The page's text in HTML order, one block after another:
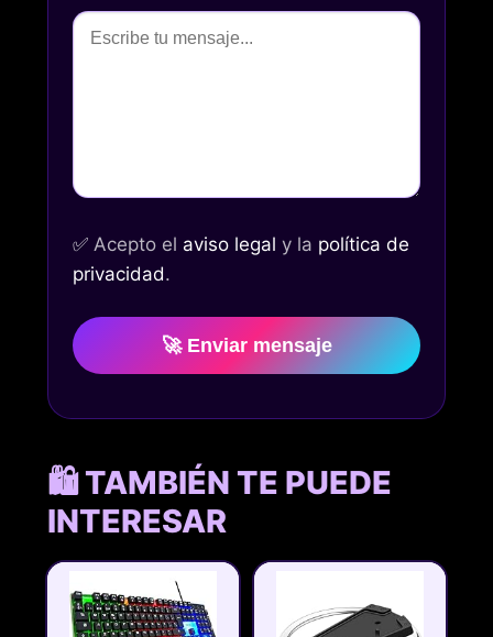
✅ Acepto el aviso legal y la política de
privacidad.
🚀 Enviar mensaje
🛍️ TAMBIÉN TE PUEDE
INTERESAR